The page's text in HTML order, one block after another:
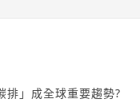
」成全球重要趨勢?